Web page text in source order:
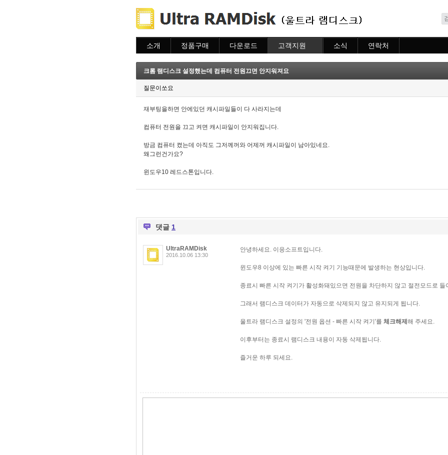
소개 정품구매
주문조회
이용안내
다운로드 고객지원
자주묻는질문
질문하기
소식 연락처
크롬 램디스크 설정했는데 컴퓨터 전원끄면 안지워져요
질문이쏘요
재부팅을하면 안에있던 캐시파일들이 다 사라지는데
컴퓨터 전원을 끄고 켜면 캐시파일이 안지워집니다.
방금 컴퓨터 켰는데 아직도 그저께꺼와 어제꺼 캐시파일이 남아있네요.
왜그런건가요?
윈도우10 레드스톤입니다.
댓글 1
UltraRAMDisk
2016.10.06 13:30
안녕하세요. 이응소프트입니다.
윈도우8 이상에 있는 빠른 시작 켜기 기능때문에 발생하는 현상입니다.
종료시 빠른 시작 켜기가 활성화돼있으면 전원을 차단하지 않고 절전모드로 들
그래서 램디스크 데이터가 자동으로 삭제되지 않고 유지되게 됩니다.
울트라 램디스크 설정의 '전원 옵션 - 빠른 시작 켜기'를 체크해제 해 주세요.
이후부터는 종료시 램디스크 내용이 자동 삭제됩니다.
즐거운 하루 되세요.